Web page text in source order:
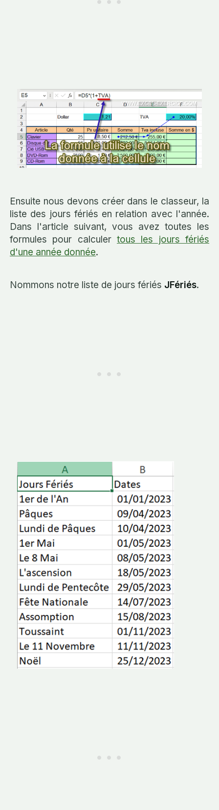
Ensuite nous devons créer dans le classeur, la
liste des jours fériés en relation avec l'année.
Dans l'article suivant, vous avez toutes les
formules pour calculer tous les jours fériés
d'une année donnée.
Nommons notre liste de jours fériés JFériés.